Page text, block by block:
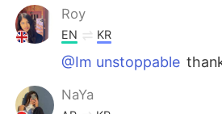
Roy
EN KR
@Im unstoppable
NaYa